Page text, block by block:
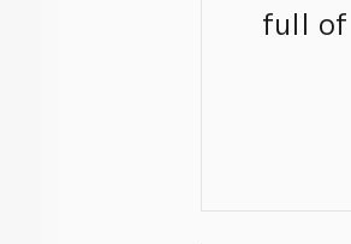
full of